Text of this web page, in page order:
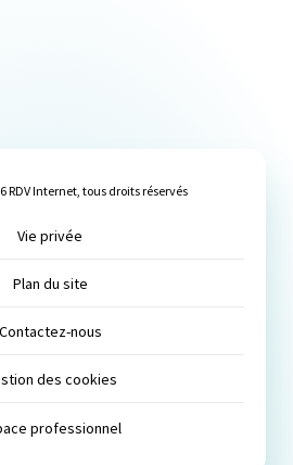
RDV Internet, tous droits réservés
Vie privée
Plan du site
Contactez-nous
des cookies
professionnel